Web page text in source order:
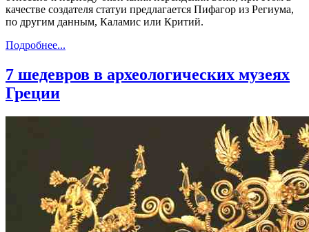
качестве создателя статуи предлагается Пифагор из Региума,
по другим данным, Каламис или Критий.
Подробнее...
7 шедевров в археологических музеях
Греции